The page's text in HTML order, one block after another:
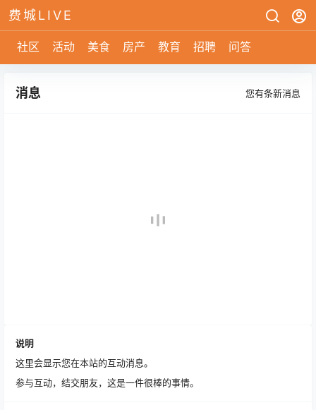
费城LIVE
社区 活动 美食 房产 教育 招聘 问答
消息 您有条新消息
说明
这里会显示您在本站的互动消息。
参与互动，结交朋友，这是一件很棒的事情。